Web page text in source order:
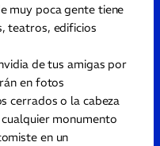
muy poca gente tiene
teatros, edificios
de tus amigas por
en fotos
cerrados o la cabeza
monumento
en un